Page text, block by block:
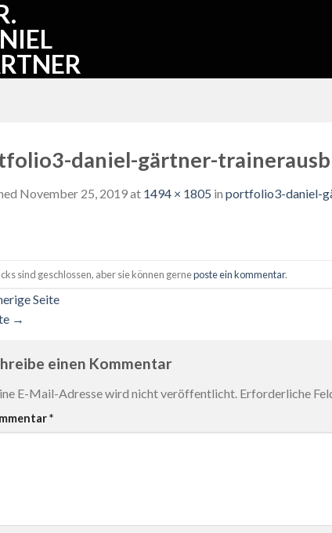
daniel-gärtner-
November 25, 2019at 1494 × 1805 in portfolio3-daniel-
sind geschlossen, aber sie können gerneposte ein kommentar.
Seite
→
einen Kommentar
E-Mail-Adresse wird nicht veröffentlicht. Erforderliche
*